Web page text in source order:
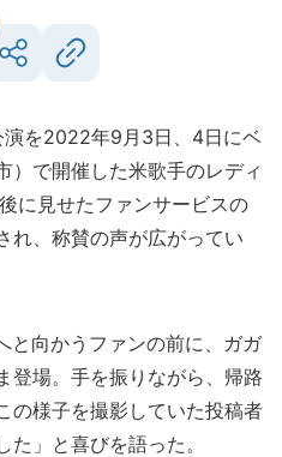
を2022年9月3日、4日にベ
）で開催した米歌手のレディ
に見せたファンサービスの
れ、称賛の声が広がってい
向かうファンの前に、ガガ
登場。手を振りながら、帰路
の様子を撮影していた投稿者
」と喜びを語った。